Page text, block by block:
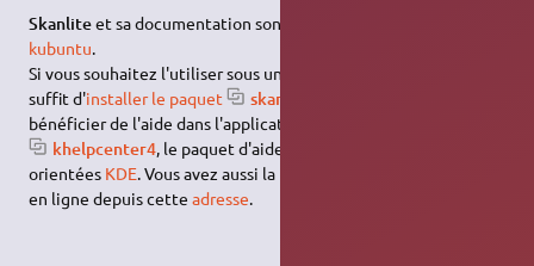
Skanliteet sa documentation sont installés par défaut sous
kubuntu
Si vous souhaitez l'utiliser sous une autre
suffit d'installer le paquet skanlite
bénéficier de l'aide dans l'application,
khelpcenter4, le paquet d'aide complet des applications
orientées KDE . Vous avez aussi la possibilité de consulter l'aide
en ligne depuis cetteadresse